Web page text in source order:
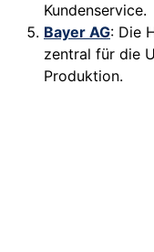
Kundenservice.
Bayer AG: Die
zentral für die
Produktion.